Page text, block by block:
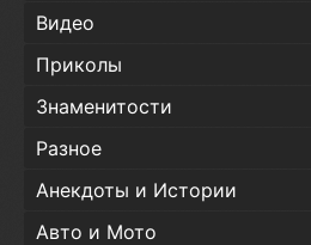
Видео
Приколы
Знаменитости
Разное
Анекдоты и Истории
Авто и Мото